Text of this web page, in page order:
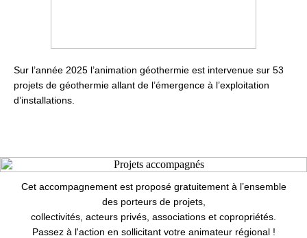
Sur l’année 2025 l’animation géothermie est intervenue sur 53
projets de géothermie allant de l’émergence à l’exploitation
d’installations.
Cet accompagnement est proposé gratuitement à l’ensemble
des porteurs de projets,
collectivités, acteurs privés, associations et copropriétés.
Passez à l'action en sollicitant votre animateur régional !